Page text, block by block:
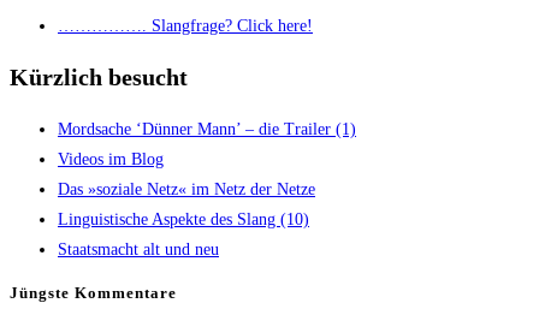
……………. Slang­fra­ge? Click here!
Kürzlich besucht
Mord­sa­che ‘Dün­ner Mann’ – die Trai­ler (1)
Vide­os im Blog
Das »sozia­le Netz« im Netz der Netze
Lin­gu­is­ti­sche Aspek­te des Slang (10)
Staats­macht alt und neu
Jüngs­te Kommentare